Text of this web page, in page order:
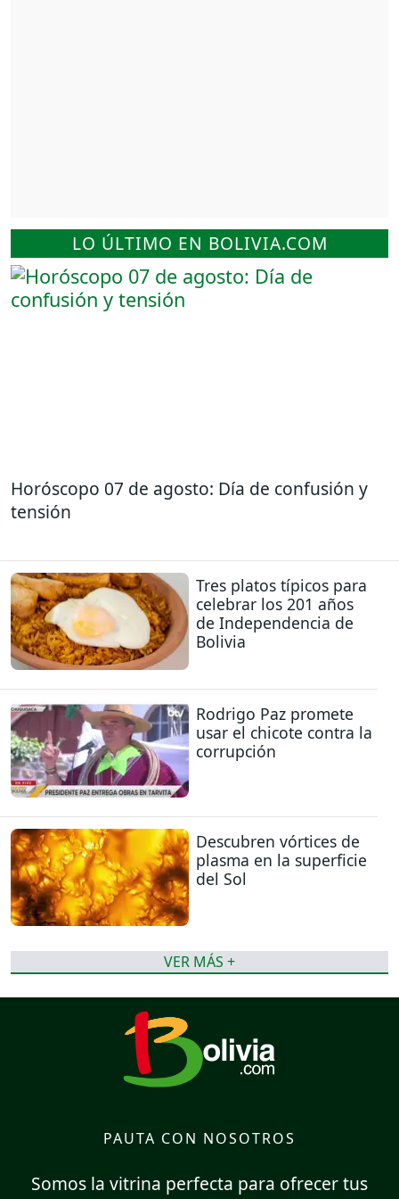
LO ÚLTIMO EN BOLIVIA.COM
Horóscopo 07 de agosto: Día de confusión y
tensión
Tres platos típicos para
celebrar los 201 años
de Independencia de
Bolivia
Rodrigo Paz promete
usar el chicote contra la
corrupción
Descubren vórtices de
plasma en la superficie
del Sol
VER MÁS +
PAUTA CON NOSOTROS
Somos la vitrina perfecta para ofrecer tus